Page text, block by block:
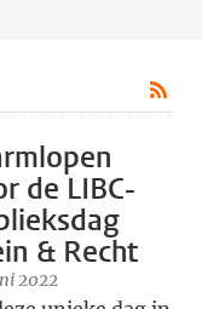
de LIBC-
& Recht
2022